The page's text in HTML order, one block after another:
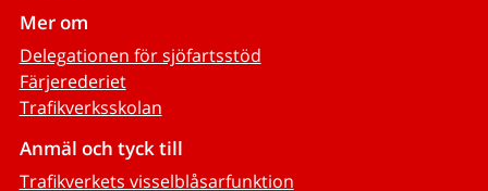
Mer om
Delegationen för sjöfartsstöd
Färjerederiet
Trafikverksskolan
Anmäl och tyck till
Trafikverkets visselblåsarfunktion